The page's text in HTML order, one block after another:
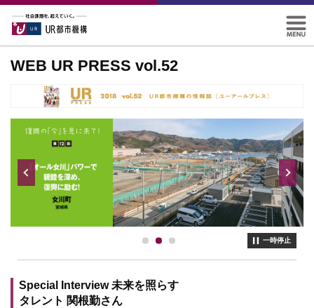
WEB UR PRESS vol.52
一時停止
Special Interview 未来を照らす
タレント 関根勤さん